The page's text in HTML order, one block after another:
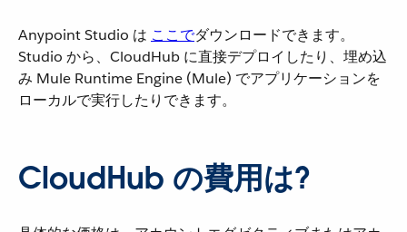
Anypoint Studio は ここで​ダウンロードできます。
Studio から、CloudHub に直接デプロイしたり、埋め込
み Mule Runtime Engine (Mule) でアプリケーションを
ローカルで実行したりできます。
CloudHub の費用は?